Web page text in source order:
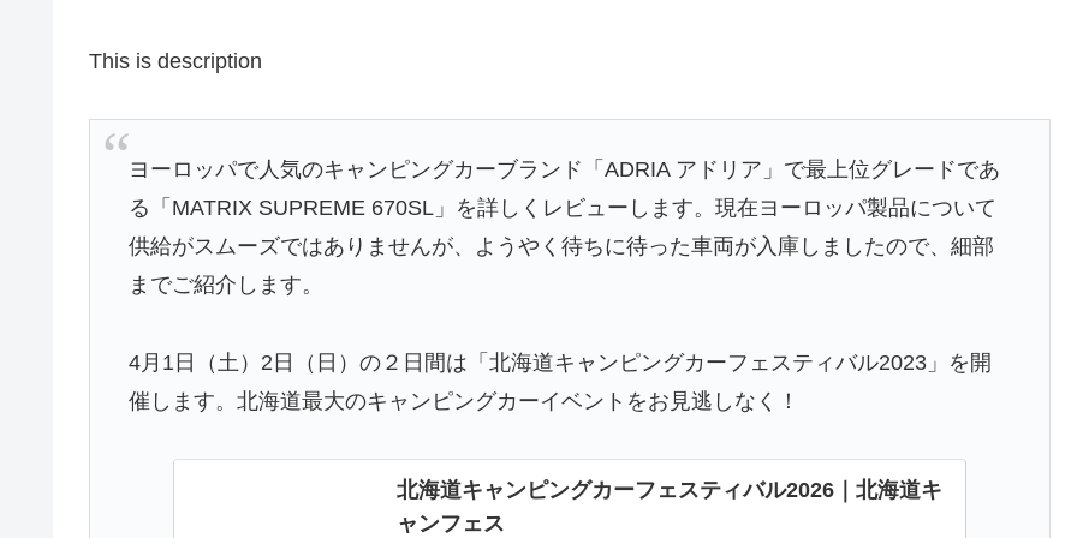
This is description
ヨーロッパで人気のキャンピングカーブランド「ADRIA アドリア」で最上位グレードであ
る「MATRIX SUPREME 670SL」を詳しくレビューします。現在ヨーロッパ製品について
供給がスムーズではありませんが、ようやく待ちに待った車両が入庫しましたので、細部
までご紹介します。
4月1日（土）2日（日）の２日間は「北海道キャンピングカーフェスティバル2023」を開
催します。北海道最大のキャンピングカーイベントをお見逃しなく！
北海道キャンピングカーフェスティバル2026｜北海道キ
ャンフェス